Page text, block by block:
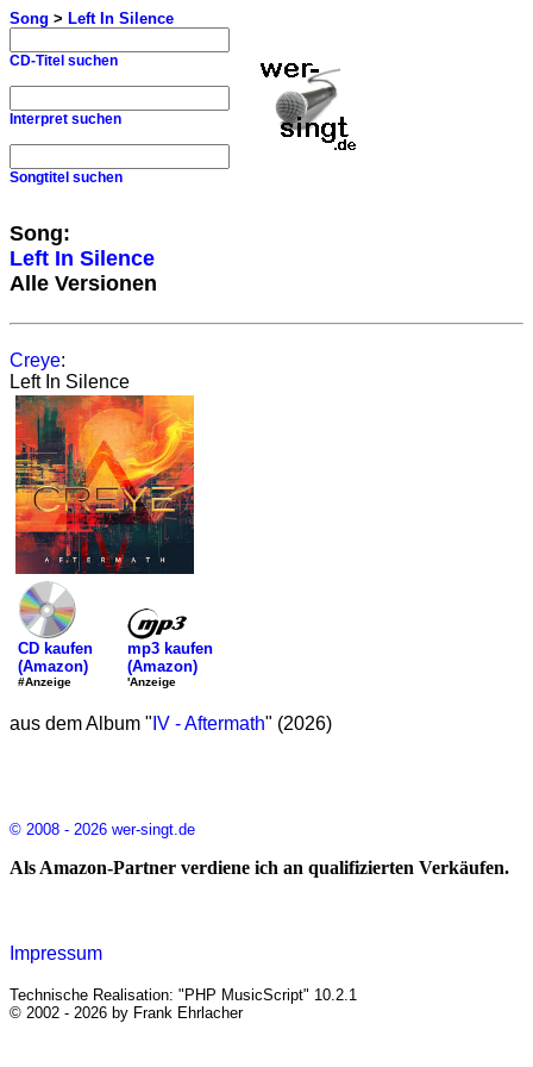
Song > Left In Silence
CD-Titel suchen
Interpret suchen
Songtitel suchen
Song:
Left In Silence
Alle Versionen
Creye:
Left In Silence
CD kaufen
(Amazon)
#Anzeige
mp3 kaufen
(Amazon)
'Anzeige
aus dem Album " IV - Aftermath" (2026)
© 2008 - 2026 wer-singt.de
Als Amazon-Partner verdiene ich an qualifizierten Verkäufen.
Impressum
Technische Realisation: "PHP MusicScript" 10.2.1
© 2002 - 2026 by Frank Ehrlacher